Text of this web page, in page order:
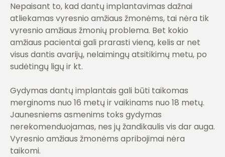
Nepaisant to, kad dantų implantavimas dažnai
atliekamas vyresnio amžiaus žmonėms, tai nėra tik
vyresnio amžiaus žmonių problema. Bet kokio
amžiaus pacientai gali prarasti vieną, kelis ar net
visus dantis avarijų, nelaimingų atsitikimų metu, po
sudėtingų ligų ir kt.
Gydymas dantų implantais gali būti taikomas
merginoms nuo 16 metų ir vaikinams nuo 18 metų.
Jaunesniems asmenims toks gydymas
nerekomenduojamas, nes jų žandikaulis vis dar auga.
Vyresnio amžiaus žmonėms apribojimai nėra
taikomi.